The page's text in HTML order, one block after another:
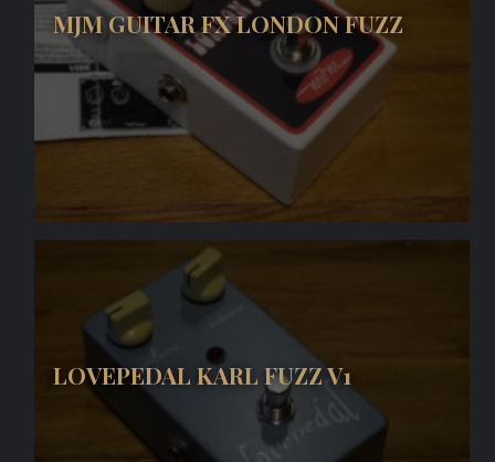
MJM GUITAR FX LONDON FUZZ
LOVEPEDAL KARL FUZZ V1